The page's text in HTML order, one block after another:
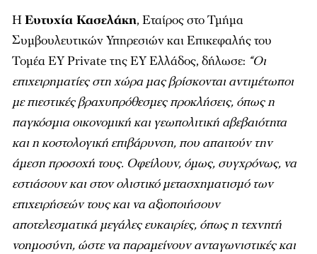
ΗΕυτυχία Κασελάκη, Εταίρος στο Τμήμα
Συμβουλευτικών Υπηρεσιών και Επικεφαλής του
Τομέα EY Private της ΕΥ Ελλάδος, δήλωσε: “Οι
επιχειρηματίες στη χώρα μας βρίσκονται αντιμέτωποι
με πιεστικές βραχυπρόθεσμες προκλήσεις, όπως η
παγκόσμια οικονομική και γεωπολιτική αβεβαιότητα
και η κοστολογική επιβάρυνση, που απαιτούν την
άμεση προσοχή τους. Οφείλουν, όμως, συγχρόνως, να
εστιάσουν και στον ολιστικό μετασχηματισμό των
επιχειρήσεών τους και να αξιοποιήσουν
αποτελεσματικά μεγάλες ευκαιρίες, όπως η τεχνητή
νοημοσύνη, ώστε να παραμείνουν ανταγωνιστικές και